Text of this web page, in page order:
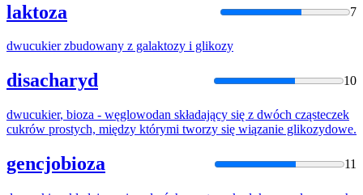
laktoza 7
dwucukierzbudowany z galaktozy i glikozy
disacharyd 10
dwucukier, bioza - węglowodan składający się z dwóch cząsteczek
cukrów prostych, między którymi tworzy się wiązanie glikozydowe.
gencjobioza 11